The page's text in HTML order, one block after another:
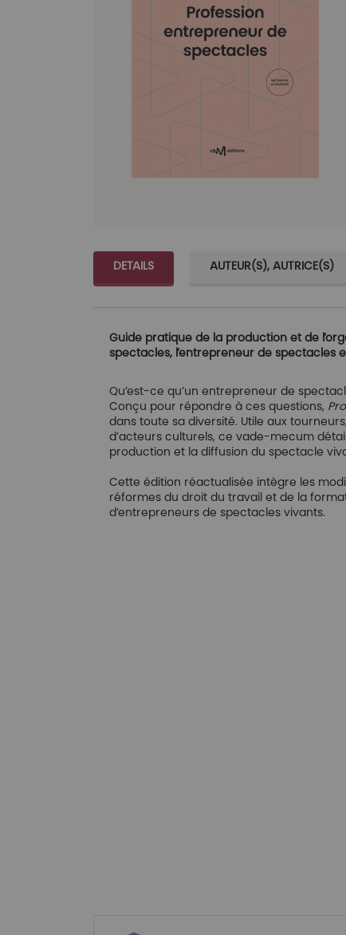
DETAILS
Guide pratique de la production et de
spectacles, l’entrepreneur de
Qu’est-ce qu’un entrepreneur de
Conçu pour répondre à ces questions,
dans toute sa diversité. Utile aux
d’acteurs culturels, ce vade-mecum
production et la diffusion du spectacle
Cette édition réactualisée intègre les
réformes du droit du travail et de la
d’entrepreneurs de spectacles vivants.
AUTEUR(S), AUTRICE(S)